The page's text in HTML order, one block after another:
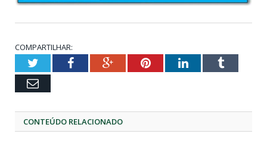
COMPARTILHAR:
TwitterFacebookGoogle+PinterestLinkedInTumblr
Email
CONTEÚDO RELACIONADO